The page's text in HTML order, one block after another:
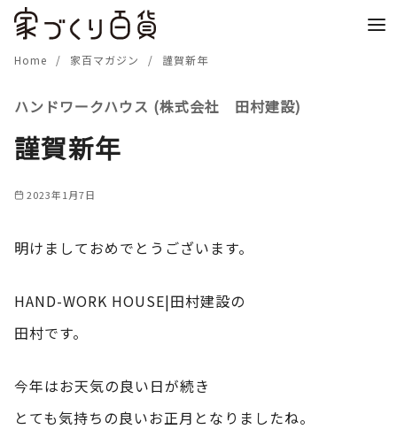
Home 家百マガジン 謹賀新年
ハンドワークハウス (株式会社 田村建設)
謹賀新年
2023年1月7日
明けましておめでとうございます。
HAND-WORK HOUSE|田村建設の
田村です。
今年はお天気の良い日が続き
とても気持ちの良いお正月となりましたね。